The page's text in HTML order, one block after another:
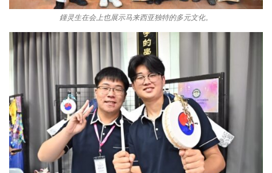
鍾灵生在会上也展示马来西亚独特的多元文化。